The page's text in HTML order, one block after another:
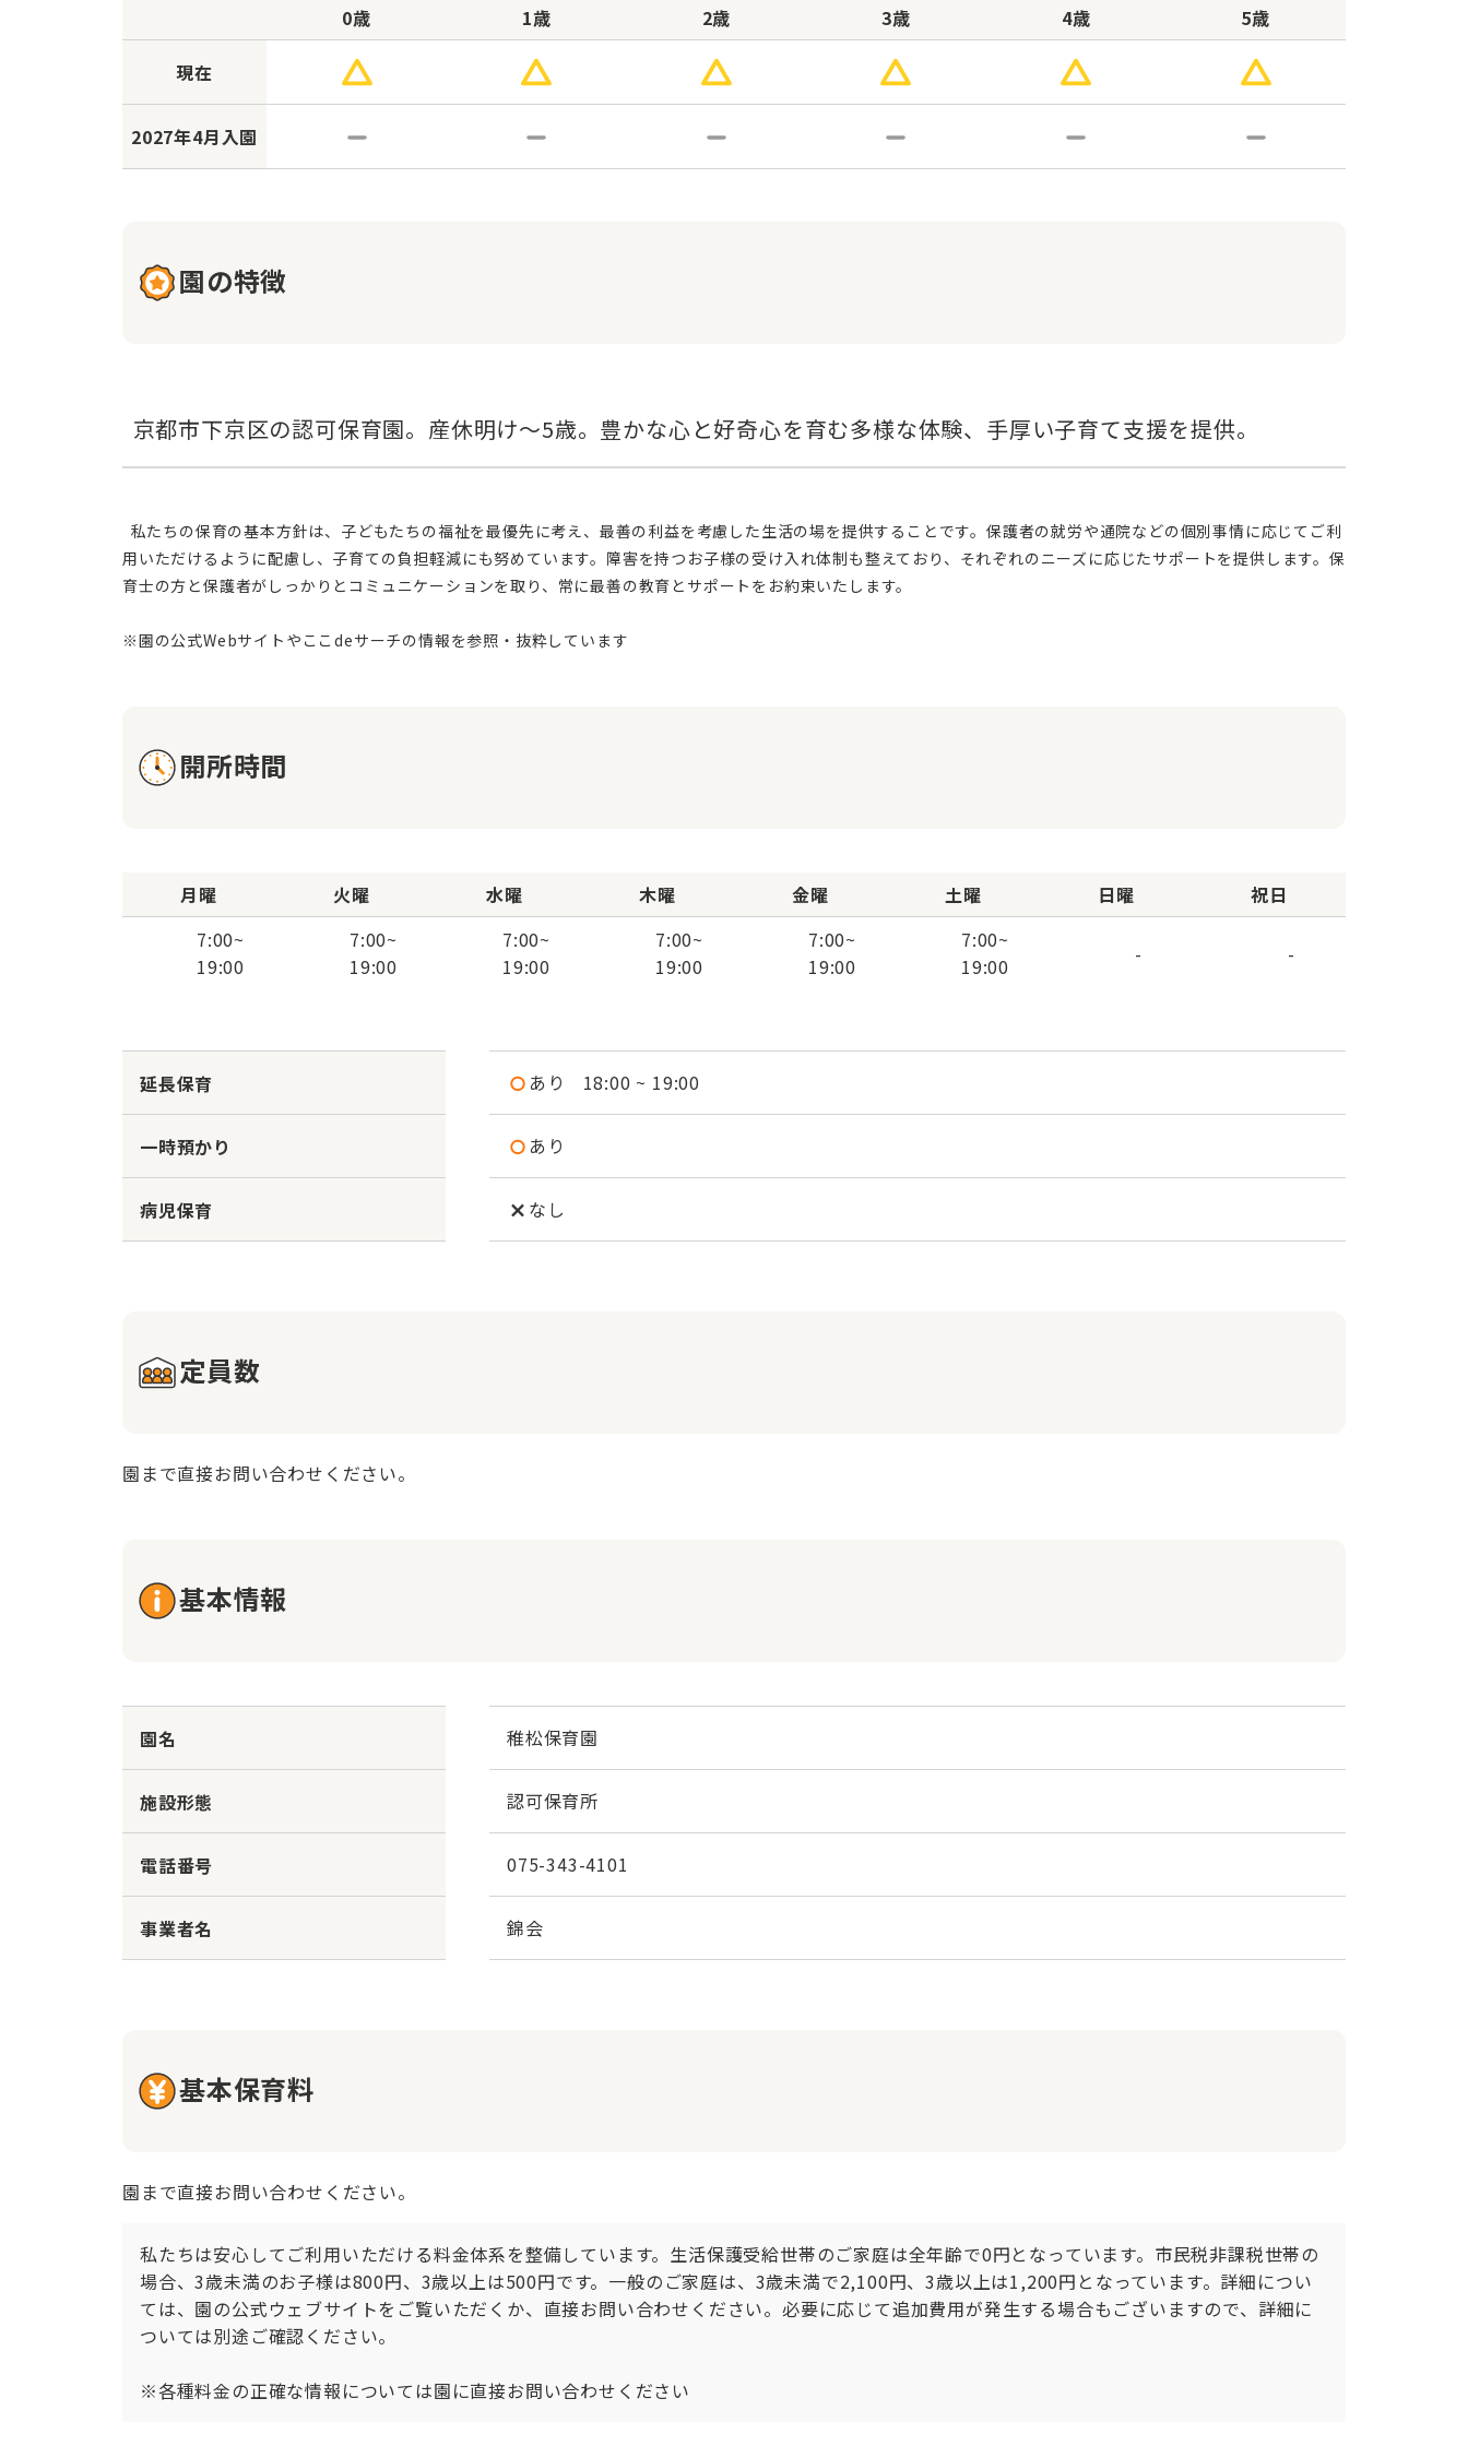
0歳 1歳 2歳 3歳 4歳 5歳
現在
2027年4月入園
園の特徴
用いただけるように配慮し、子育ての負担軽減にも努めています。障害を持つお子様の受け入れ体制も整えており、それぞれのニーズに応じたサポートを提供します。保
育士の方と保護者がしっかりとコミュニケーションを取り、常に最善の教育とサポートをお約束いたします。
開所時間
月曜
7:00~
19:00
火曜
7:00~
19:00
水曜
7:00~
19:00
木曜
7:00~
19:00
金曜
7:00~
19:00
土曜
7:00~
19:00
日曜
-
祝日
-
延長保育 あり 18:00 ~ 19:00
一時預かり あり
病児保育 なし
定員数
園まで直接お問い合わせください。
基本情報
園名 稚松保育園
施設形態 認可保育所
電話番号 075-343-4101
事業者名 錦会
基本保育料
園まで直接お問い合わせください。
私たちは安心してご利用いただける料金体系を整備しています。生活保護受給世帯のご家庭は全年齢で0円となっています。市民税非課税世帯の
場合、3歳未満のお子様は800円、3歳以上は500円です。一般のご家庭は、3歳未満で2,100円、3歳以上は1,200円となっています。詳細につい
ては、園の公式ウェブサイトをご覧いただくか、直接お問い合わせください。必要に応じて追加費用が発生する場合もございますので、詳細に
ついては別途ご確認ください。
※各種料金の正確な情報については園に直接お問い合わせください